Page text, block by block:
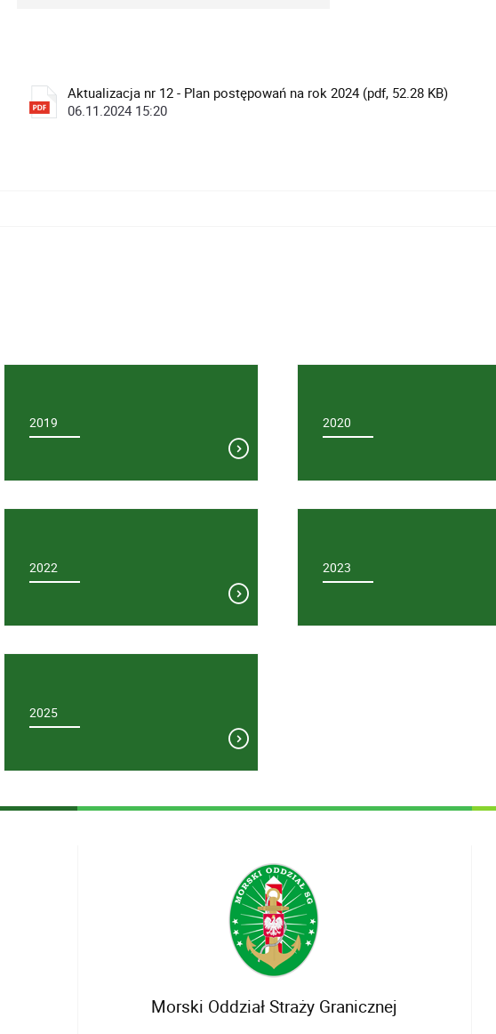
Aktualizacja nr 12 - Plan postępowań na rok 2024 (pdf, 52.28 KB)
06.11.2024 15:20
2019 2020
2022 2023
2025
Morski Oddział Straży Granicznej